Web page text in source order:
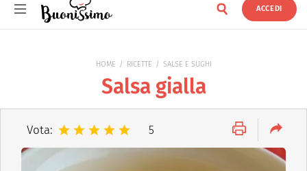
ACCEDI
HOME RICETTE SALSE E SUGHI
Salsa gialla
Vota: 5